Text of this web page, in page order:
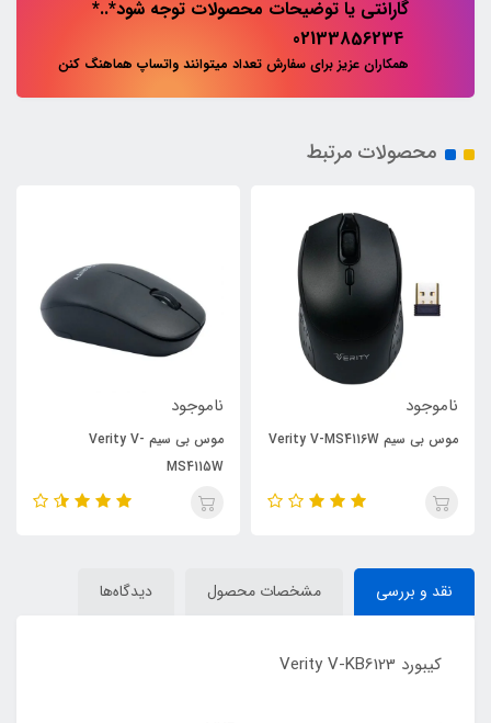
گارانتی یا توضیحات محصولات توجه شود*..*
همکاران عزیز برای سفارش تعداد میتوانند واتساپ هماهنگ کنن
محصولات مرتبط
ناموجود
موس بی سیم Verity V-MS4116W
ناموجود
موس بی سیم Verity V-
MS4115W
نقد و بررسی مشخصات محصول دیدگاه‌ها
کیبورد Verity V-KB6123